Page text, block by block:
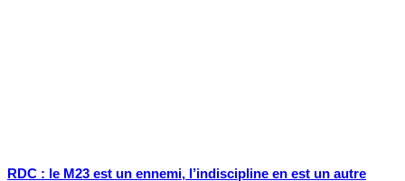
RDC : le M23 est un ennemi, l’indiscipline en est un autre